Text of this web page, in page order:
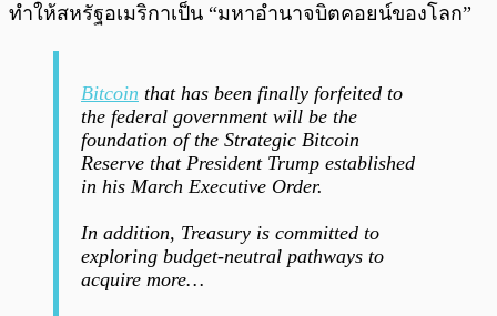
ทำให้สหรัฐอเมริกาเป็น “มหาอำนาจบิตคอยน์ของโลก”
Bitcoin that has been finally forfeited to
the federal government will be the
foundation of the Strategic Bitcoin
Reserve that President Trump established
in his March Executive Order.
In addition, Treasury is committed to
exploring budget-neutral pathways to
acquire more…